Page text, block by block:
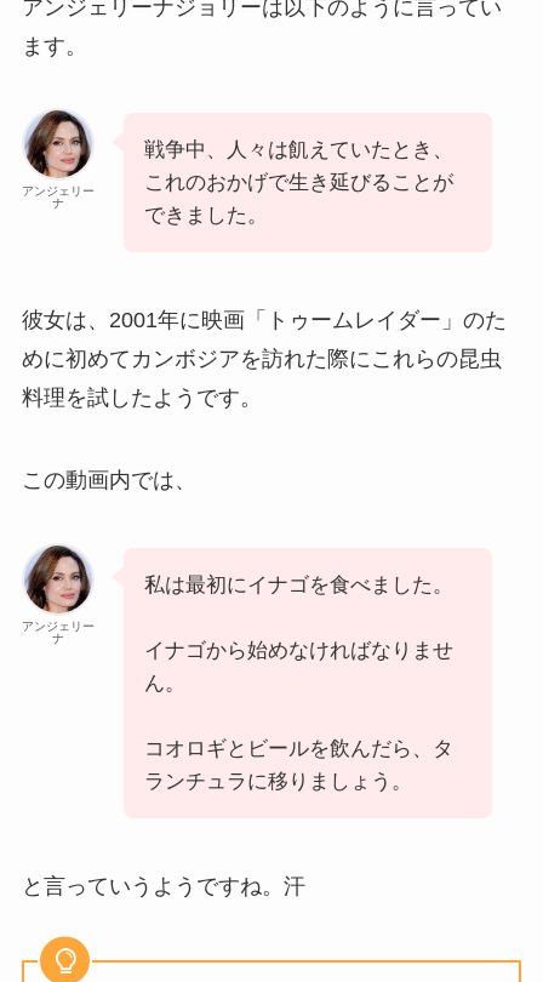
アンジェリーナジョリーは以下のように言ってい
ます。
アンジェリー
ナ
戦争中、人々は飢えていたとき、
これのおかげで生き延びることが
できました。
彼女は、2001年に映画「トゥームレイダー」のた
めに初めてカンボジアを訪れた際にこれらの昆虫
料理を試したようです。
この動画内では、
アンジェリー
ナ
私は最初にイナゴを食べました。
イナゴから始めなければなりませ
ん。
コオロギとビールを飲んだら、タ
ランチュラに移りましょう。
と言っていうようですね。汗